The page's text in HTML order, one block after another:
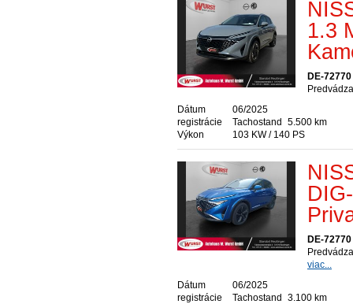
1.3
DE-
Dátum
registrácie
06/2025
Tachostand
5.500 km
Výkon
103 KW / 140 PS
DE-
viac...
Dátum
registrácie
06/2025
Tachostand
3.100 km